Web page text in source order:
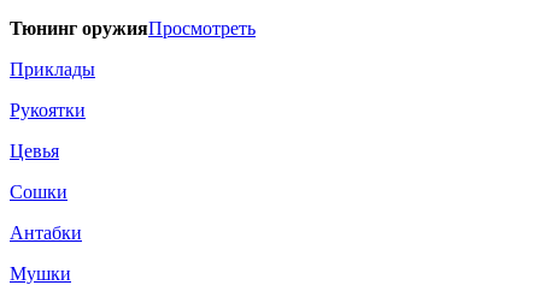
Тюнинг оружияПросмотреть
Приклады
Рукоятки
Цевья
Сошки
Антабки
Мушки